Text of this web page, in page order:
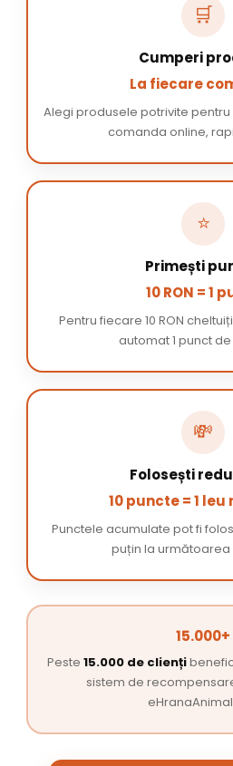
🛒
Cumperi
La fiecare
Alegi produsele potrivite
comanda online,
⭐
Primești
10 RON = 1
Pentru fiecare 10 RON
automat 1 punct
💸
Folosești
10 puncte = 1
Punctele acumulate pot fi
puțin la
15.000+
Peste 15.000 de clienți
sistem de